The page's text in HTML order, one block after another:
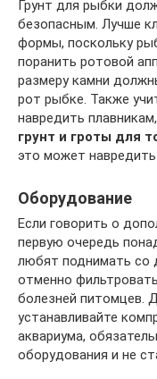
Грунт для рыбки
безопасным. Лучше
формы, поскольку
поранить ротовой
размеру камни
рот рыбке. Также
навредить
грунт и гроты для
это может
Оборудование
Если говорить о
первую очередь
любят поднимать со
отменно
болезней питомцев.
устанавливайте
аквариума,
оборудования и не